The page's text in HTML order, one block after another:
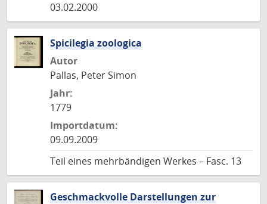
03.02.2000
Spicilegia zoologica
Autor
Pallas, Peter Simon
Jahr:
1779
Importdatum:
09.09.2009
Teil eines mehrbändigen Werkes – Fasc. 13
Geschmackvolle Darstellungen zur